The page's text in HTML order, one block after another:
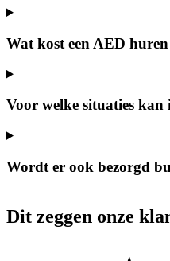
Wat kost een AED
Voor welke situaties
Wordt er ook bezorgd
Dit zeggen onze